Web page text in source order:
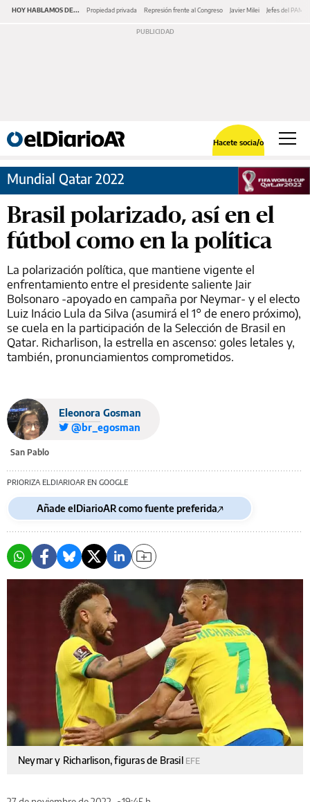
HOY HABLAMOS DE... Propiedad privada Represión frente al Congreso Javier Milei Jefes del PAMI
Hacete socia/o
Mundial Qatar 2022
Brasil polarizado, así en el
fútbol como en la política
La polarización política, que mantiene vigente el
enfrentamiento entre el presidente saliente Jair
Bolsonaro -apoyado en campaña por Neymar- y el electo
Luiz Inácio Lula da Silva (asumirá el 1° de enero próximo),
se cuela en la participación de la Selección de Brasil en
Qatar. Richarlison, la estrella en ascenso: goles letales y,
también, pronunciamientos comprometidos.
Eleonora Gosman
@br_egosman
San Pablo
PRIORIZA ELDIARIOAR EN GOOGLE
Añade elDiarioAR como fuente preferida
Neymar y Richarlison, figuras de Brasil EFE